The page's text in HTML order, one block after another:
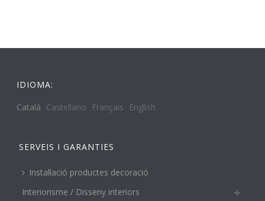
IDIOMA:
Català Castellano Français English
SERVEIS I GARANTIES
Instal·lació productes decoració
Interiorisme / Disseny interiors